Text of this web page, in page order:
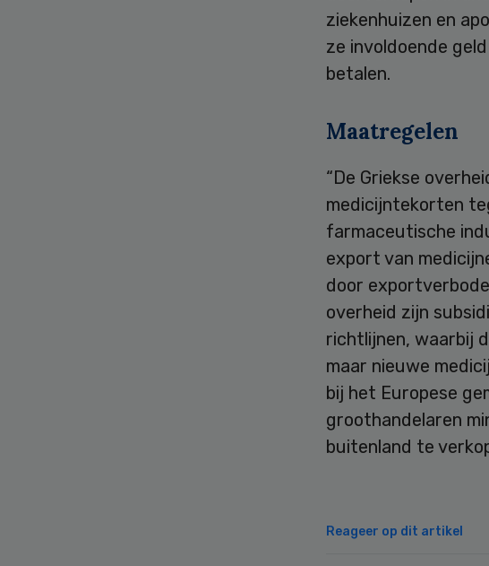
ziekenhuizen en
ze involdoende
betalen.
Maatregelen
“De Griekse
medicijntekorten
farmaceutische
export van
door
overheid zijn
richtlijnen, waarbij
maar nieuwe
bij het Europese
groothandelaren
buitenland te
Reageer op dit artikel